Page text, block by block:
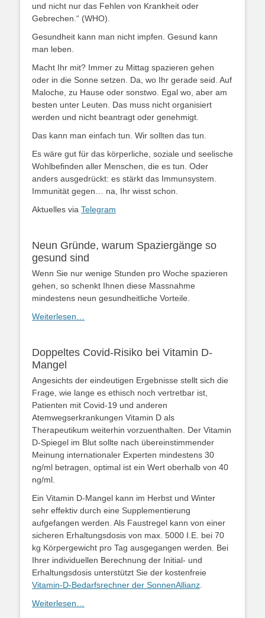
und nicht nur das Fehlen von Krankheit oder
Gebrechen.“ (WHO).
Gesundheit kann man nicht impfen. Gesund kann
man leben.
Macht Ihr mit? Immer zu Mittag spazieren gehen
oder in die Sonne setzen. Da, wo Ihr gerade seid. Auf
Maloche, zu Hause oder sonstwo. Egal wo, aber am
besten unter Leuten. Das muss nicht organisiert
werden und nicht beantragt oder genehmigt.
Das kann man einfach tun. Wir sollten das tun.
Es wäre gut für das körperliche, soziale und seelische
Wohlbefinden aller Menschen, die es tun. Oder
anders ausgedrückt: es stärkt das Immunsystem.
Immunität gegen… na, Ihr wisst schon.
Aktuelles via Telegram
Neun Gründe, warum Spaziergänge so
gesund sind
Wenn Sie nur wenige Stunden pro Woche spazieren
gehen, so schenkt Ihnen diese Massnahme
mindestens neun gesundheitliche Vorteile.
Weiterlesen…
Doppeltes Covid-Risiko bei Vitamin D-
Mangel
Angesichts der eindeutigen Ergebnisse stellt sich die
Frage, wie lange es ethisch noch vertretbar ist,
Patienten mit Covid-19 und anderen
Atemwegserkrankungen Vitamin D als
Therapeutikum weiterhin vorzuenthalten. Der Vitamin
D-Spiegel im Blut sollte nach übereinstimmender
Meinung internationaler Experten mindestens 30
ng/ml betragen, optimal ist ein Wert oberhalb von 40
ng/ml.
Ein Vitamin D-Mangel kann im Herbst und Winter
sehr effektiv durch eine Supplementierung
aufgefangen werden. Als Faustregel kann von einer
sicheren Erhaltungsdosis von max. 5000 I.E. bei 70
kg Körpergewicht pro Tag ausgegangen werden. Bei
Ihrer individuellen Berechnung der Initial- und
Erhaltungsdosis unterstützt Sie der kostenfreie
Vitamin-D-Bedarfsrechner der SonnenAllianz.
Weiterlesen…